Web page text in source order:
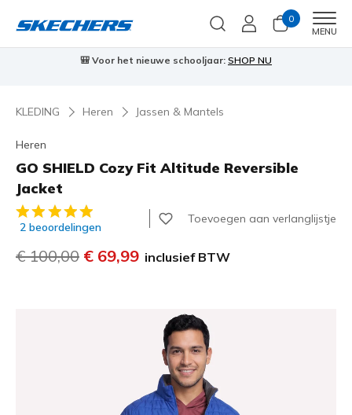
0
MENU
🎒 Voor het nieuwe schooljaar: SHOP NU
KLEDING Heren Jassen & Mantels
Heren
GO SHIELD Cozy Fit Altitude Reversible
Jacket
5 van de 5 klantbeoordelingen
2 beoordelingen
Toevoegen aan verlanglijstje
Prijs verlaagd van
€ 100,00 naar
€ 69,99 inclusief BTW